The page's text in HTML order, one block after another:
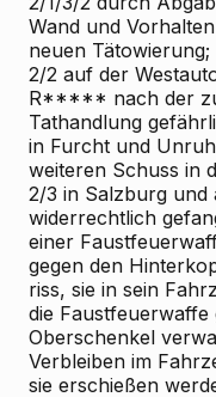
Wand und
neuen Tätowierung;
2/2 auf der
R***** nach der
Tathandlung
in Furcht und
weiteren Schuss in
2/3 in Salzburg und
widerrechtlich
einer
gegen den
riss, sie in sein
die
Oberschenkel
Verbleiben im
sie erschießen